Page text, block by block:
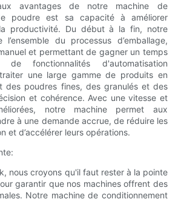
avantages de notre machine de
poudre est sa capacité à améliorer
productivité. Du début à la fin, notre
l’ensemble du processus d’emballage,
et permettant de gagner un temps
de fonctionnalités d'automatisation
une large gamme de produits en
des poudres fines, des granulés et des
et cohérence. Avec une vitesse et
notre machine permet aux
à une demande accrue, de réduire les
et d’accélérer leurs opérations.
nous croyons qu'il faut rester à la pointe
garantir que nos machines offrent des
Notre machine de conditionnement